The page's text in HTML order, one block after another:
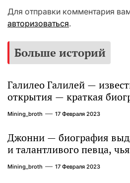
Для отправки комментария
авторизоваться.
Больше историй
Галилео Галилей —
открытия — краткая
достижения и вклад в
Mining_broth 17 Февраля 2023
Джонни — биография
и талантливого певца,
захватывает миллионы
Mining_broth 17 Февраля 2023